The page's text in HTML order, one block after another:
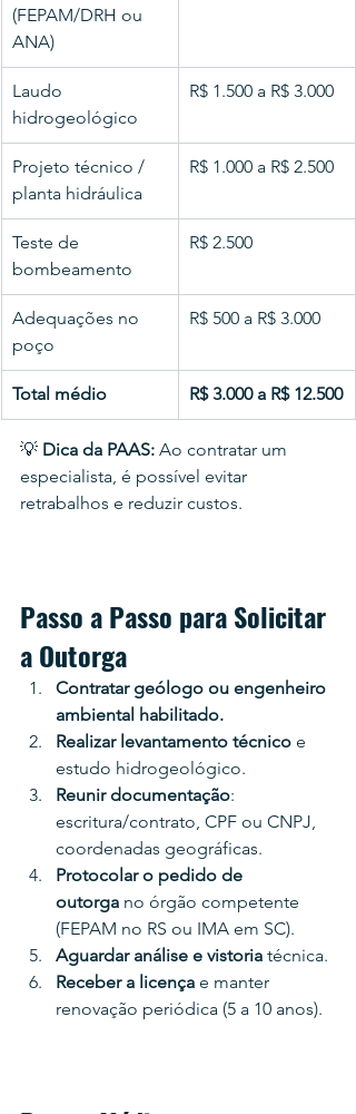
(FEPAM/DRH ou
ANA)
Laudo
hidrogeológico
R$ 1.500 a R$ 3.000
Projeto técnico /
planta hidráulica
R$ 1.000 a R$ 2.500
Teste de
bombeamento
R$ 2.500
Adequações no
poço
R$ 500 a R$ 3.000
Total médio R$ 3.000 a R$ 12.500
💡 Dica da PAAS: Ao contratar um
especialista, é possível evitar
retrabalhos e reduzir custos.
Passo a Passo para Solicitar
a Outorga
Contratar geólogo ou engenheiro
ambiental habilitado.
Realizar levantamento técnico e
estudo hidrogeológico.
Reunir documentação:
escritura/contrato, CPF ou CNPJ,
coordenadas geográficas.
Protocolar o pedido de
outorga no órgão competente
(FEPAM no RS ou IMA em SC).
Aguardar análise e vistoria técnica.
Receber a licença e manter
renovação periódica (5 a 10 anos).